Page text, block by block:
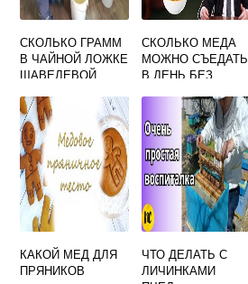
СКОЛЬКО ГРАММ
В ЧАЙНОЙ ЛОЖКЕ
ЩАВЕЛЕВОЙ
СКОЛЬКО МЕДА
МОЖНО СЪЕДАТЬ
В ДЕНЬ БЕЗ
ЗДОРОВЬЯ
ДЕТЯМ
КАКОЙ МЕД ДЛЯ
ПРЯНИКОВ
ЧТО ДЕЛАТЬ С
ЛИЧИНКАМИ